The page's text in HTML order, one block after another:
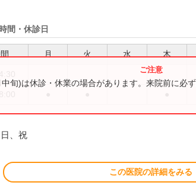
間・休診日
月 火 水 木
旬)は休診・休業の場合があります。来院前に必
、祝
この医院の詳細をみる